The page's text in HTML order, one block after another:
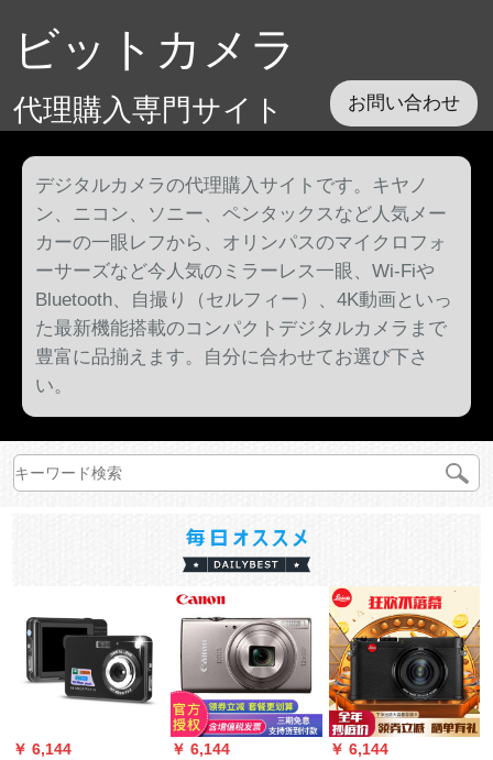
ビットカメラ
代理購入専門サイト お問い合わせ
デジタルカメラの代理購入サイトです。キヤノ
ン、ニコン、ソニー、ペンタックスなど人気メー
カーの一眼レフから、オリンパスのマイクロフォ
ーサーズなど今人気のミラーレス一眼、Wi-Fiや
Bluetooth、自撮り（セルフィー）、4K動画といっ
た最新機能搭載のコンパクトデジタルカメラまで
豊富に品揃えます。自分に合わせてお選び下さ
い。
￥ 6,144
￥ 6,144
￥ 6,144